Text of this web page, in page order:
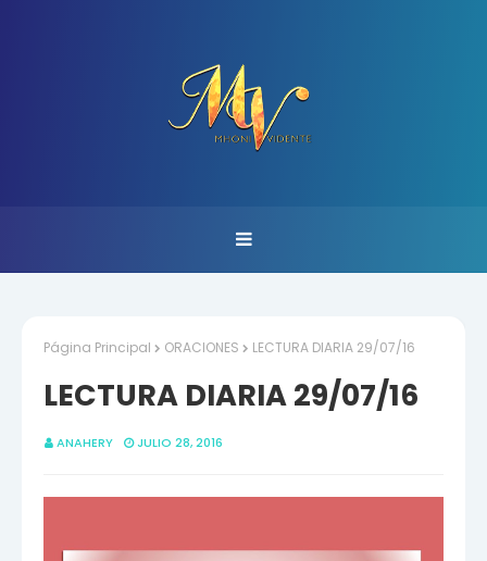
Página Principal ORACIONES LECTURA DIARIA 29/07/16
LECTURA DIARIA 29/07/16
ANAHERY JULIO 28, 2016